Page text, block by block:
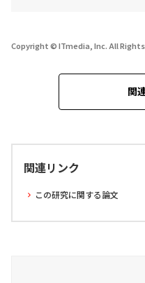
Copyright © ITmedia, Inc. All
関
関連リンク
この研究に関する論文